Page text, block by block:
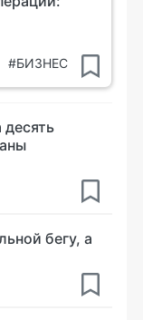
#БИЗНЕС
бегу, а